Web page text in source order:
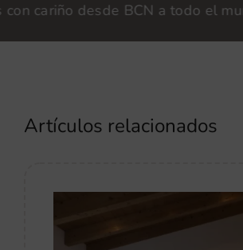
desde BCN a todo el mundo
Artículos relacionados